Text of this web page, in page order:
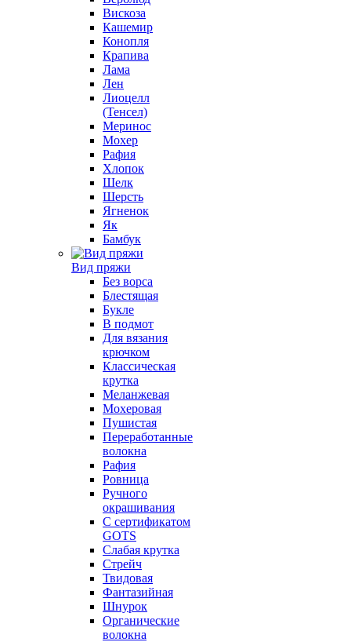
Вискоза
Кашемир
Конопля
Крапива
Лама
Лен
Лиоцелл
(Тенсел)
Меринос
Мохер
Рафия
Хлопок
Шелк
Шерсть
Ягненок
Як
Бамбук
Вид пряжи
Без ворса
Блестящая
Букле
В подмот
Для вязания
крючком
Классическая
крутка
Меланжевая
Мохеровая
Пушистая
Переработанные
волокна
Рафия
Ровница
Ручного
окрашивания
С сертификатом
GOTS
Слабая крутка
Стрейч
Твидовая
Фантазийная
Шнурок
Органические
волокна